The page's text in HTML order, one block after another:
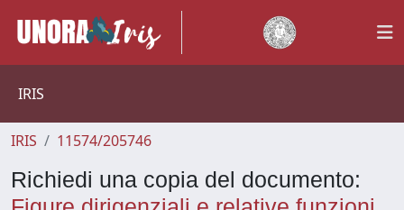
IRIS
IRIS 11574/205746
Richiedi una copia del documento: